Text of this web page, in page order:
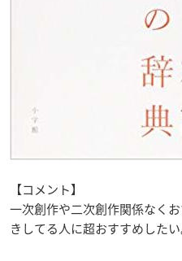
【コメント】
一次創作や二次創作関係なく
きしてる人に超おすすめしたい